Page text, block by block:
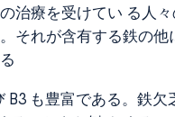
治療を受けてい る人
それが含有する鉄の他
B3 も豊富である。鉄欠